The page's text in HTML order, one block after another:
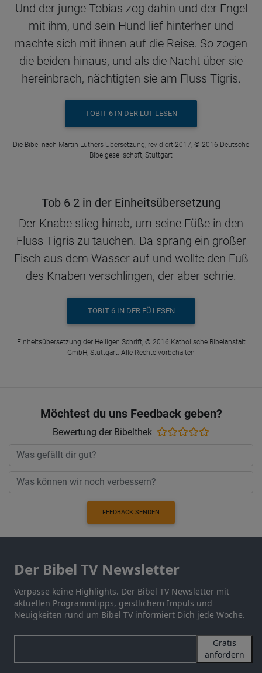
Und der junge Tobias zog dahin und der Engel
mit ihm, und sein Hund lief hinterher und
machte sich mit ihnen auf die Reise. So zogen
die beiden hinaus, und als die Nacht über sie
hereinbrach, nächtigten sie am Fluss Tigris.
TOBIT 6 IN DER LUT LESEN
Die Bibel nach Martin Luthers Übersetzung, revidiert 2017, © 2016 Deutsche
Bibelgesellschaft, Stuttgart
Tob 6 2 in der Einheitsübersetzung
Der Knabe stieg hinab, um seine Füße in den
Fluss Tigris zu tauchen. Da sprang ein großer
Fisch aus dem Wasser auf und wollte den Fuß
des Knaben verschlingen, der aber schrie.
TOBIT 6 IN DER EÜ LESEN
Einheitsübersetzung der Heiligen Schrift, © 2016 Katholische Bibelanstalt
GmbH, Stuttgart. Alle Rechte vorbehalten
Möchtest du uns Feedback geben?
Bewertung der Bibelthek
FEEDBACK SENDEN
Der Bibel TV Newsletter
Verpasse keine Highlights. Der Bibel TV Newsletter mit
aktuellen Programmtipps, geistlichem Impuls und
Neuigkeiten rund um Bibel TV informiert Dich jede Woche.
Gratis
anfordern